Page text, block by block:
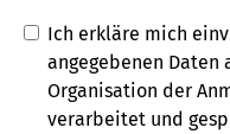
Ich erkläre mich
angegebenen
Organisation der
verarbeitet und